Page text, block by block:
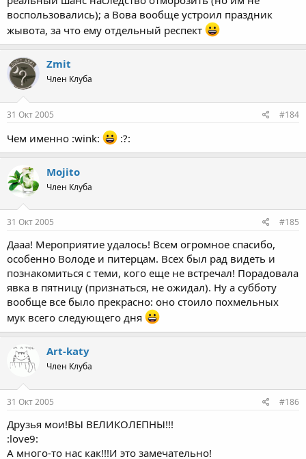
воспользовались); а Вова вообще устроил праздник
жывота, за что ему отдельный респект
Zmit
Член Клуба
31 Окт 2005 #184
Чем именно :wink: :?:
Mojito
Член Клуба
31 Окт 2005 #185
Дааа! Мероприятие удалось! Всем огромное спасибо,
особенно Володе и питерцам. Всех был рад видеть и
познакомиться с теми, кого еще не встречал! Порадовала
явка в пятницу (признаться, не ожидал). Ну а субботу
вообще все было прекрасно: оно стоило похмельных
мук всего следующего дня
Art-katy
Член Клуба
31 Окт 2005 #186
Друзья мои!ВЫ ВЕЛИКОЛЕПНЫ!!!
:love9:
А много-то нас как!!!И это замечательно!